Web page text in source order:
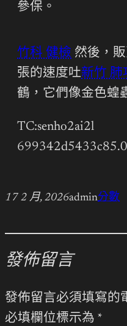
參保。
竹科 健檢 然後，
張的速度吐新竹 肺
鶴，它們像金色蝗
TC:senho2ai2l
17 2 月, 2026admin分數
發佈留言
發佈留言必須填寫的
必填欄位標示為 *